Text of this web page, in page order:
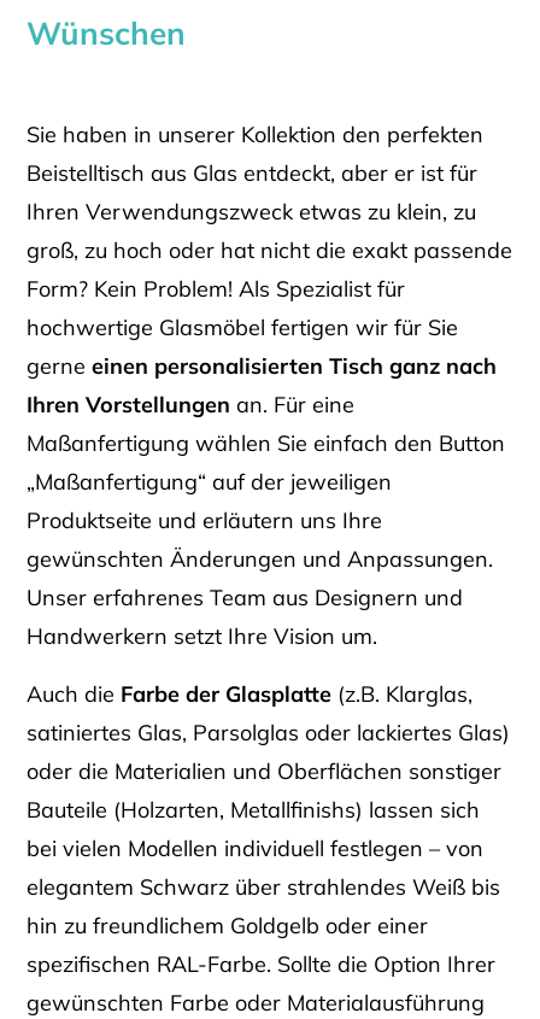
Wünschen
Sie haben in unserer Kollektion den perfekten
Beistelltisch aus Glas entdeckt, aber er ist für
Ihren Verwendungszweck etwas zu klein, zu
groß, zu hoch oder hat nicht die exakt passende
Form? Kein Problem! Als Spezialist für
hochwertige Glasmöbel fertigen wir für Sie
gerneeinen personalisierten Tisch ganz nach
Ihren Vorstellungen an. Für eine
Maßanfertigung wählen Sie einfach den Button
„Maßanfertigung“ auf der jeweiligen
Produktseite und erläutern uns Ihre
gewünschten Änderungen und Anpassungen.
Unser erfahrenes Team aus Designern und
Handwerkern setzt Ihre Vision um.
Auch die Farbe der Glasplatte (z.B. Klarglas,
satiniertes Glas, Parsolglas oder lackiertes Glas)
oder die Materialien und Oberflächen sonstiger
Bauteile (Holzarten, Metallfinishs) lassen sich
bei vielen Modellen individuell festlegen – von
elegantem Schwarz über strahlendes Weiß bis
hin zu freundlichem Goldgelb oder einer
spezifischen RAL-Farbe. Sollte die Option Ihrer
gewünschten Farbe oder Materialausführung